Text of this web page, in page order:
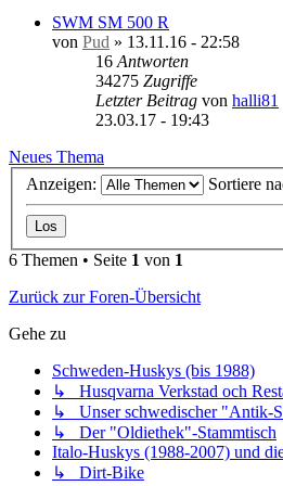
SWM SM 500 R
von Pud » 13.11.16 - 22:58
16 Antworten
34275 Zugriffe
Letzter Beitrag von halli81
23.03.17 - 19:43
Neues Thema
Anzeigen:
Sortiere
6 Themen • Seite 1 von 1
Zurück zur Foren-Übersicht
Gehe zu
Schweden-Huskys (bis 1988)
↳ Husqvarna Verkstad och
↳ Unser schwedischer "Antik-
↳ Der "Oldiethek"-Stammtisch
Italo-Huskys (1988-2007) und
↳ Dirt-Bike